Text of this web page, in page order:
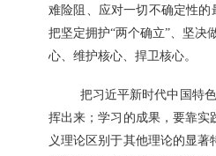
难险阻、应对一切不确定性
把坚定拥护“两个确立”、坚决
心、维护核心、捍卫核心。
把习近平新时代中国特
挥出来；学习的成果，要靠实
义理论区别于其他理论的显